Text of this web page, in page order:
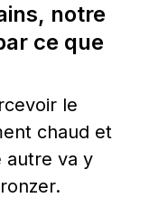
notre
ce que
le
chaud et
autre va y